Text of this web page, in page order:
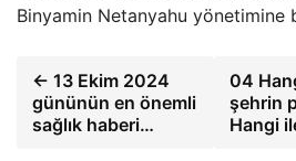
Binyamin Netanyahu yönetimine
← 13 Ekim 2024
gününün en önemli
sağlık haberi…
04
şehrin
Hangi